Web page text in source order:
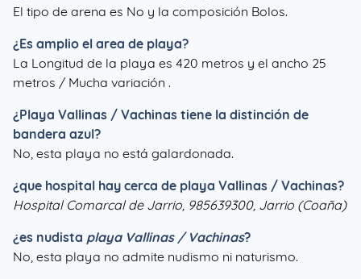
El tipo de arena es No y la composición Bolos.
¿Es amplio el area de playa?
La Longitud de la playa es 420 metros y el ancho 25
metros / Mucha variación .
¿Playa Vallinas / Vachinas tiene la distinción de
bandera azul?
No, esta playa no está galardonada.
¿que hospital hay cerca de playa Vallinas / Vachinas?
Hospital Comarcal de Jarrio, 985639300, Jarrio (Coaña)
¿es nudista playa Vallinas / Vachinas?
No, esta playa no admite nudismo ni naturismo.